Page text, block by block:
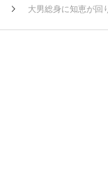
大男総身に知恵が回